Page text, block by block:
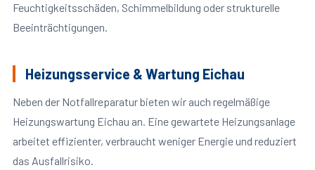
Feuchtigkeitsschäden, Schimmelbildung oder strukturelle
Beeinträchtigungen.
Heizungsservice & Wartung Eichau
Neben der Notfallreparatur bieten wir auch regelmäßige
Heizungswartung Eichau an. Eine gewartete Heizungsanlage
arbeitet effizienter, verbraucht weniger Energie und reduziert
das Ausfallrisiko.